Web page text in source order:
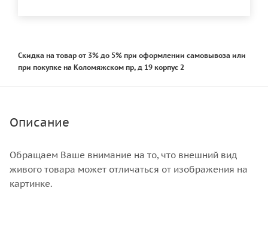
Скидка на товар от 3% до 5% при оформлении самовывоза или
при покупке на Коломяжском пр, д 19 корпус 2
Описание
Обращаем Ваше внимание на то, что внешний вид
живого товара может отличаться от изображения на
картинке.